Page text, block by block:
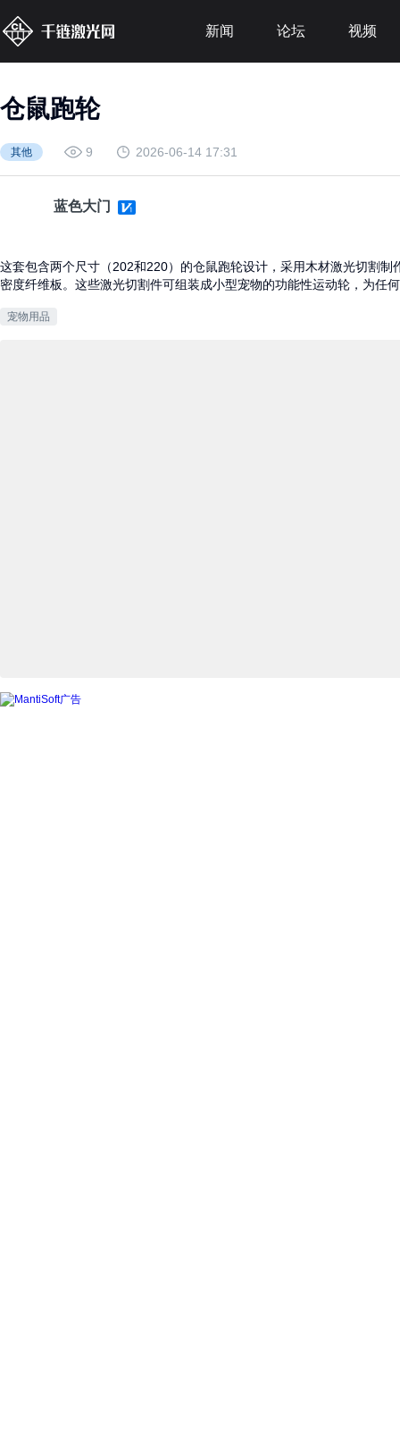
新闻 论坛 视频
仓鼠跑轮
其他 9 2026-06-14 17:31
蓝色大门
这套包含两个尺寸（202和220）的仓鼠跑轮设计，采用木材激光切割
密度纤维板。这些激光切割件可组装成小型宠物的功能性运动轮，为任
宠物用品